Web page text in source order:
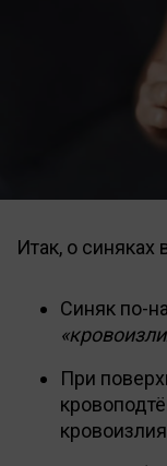
Итак, о синяках
Синяк по-
При